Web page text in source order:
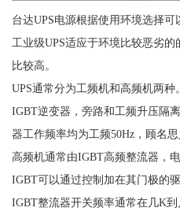
台达UPS电源根据使用环境选择可
工业级UPS适应于环境比较恶劣
比较高。
UPS通常分为工频机和高频机两种
IGBT逆变器，旁路和工频升压隔
器工作频率均为工频50Hz，顾名思
高频机通常由IGBT高频整流器，
IGBT可以通过控制加在其门极的
IGBT整流器开关频率通常在几K